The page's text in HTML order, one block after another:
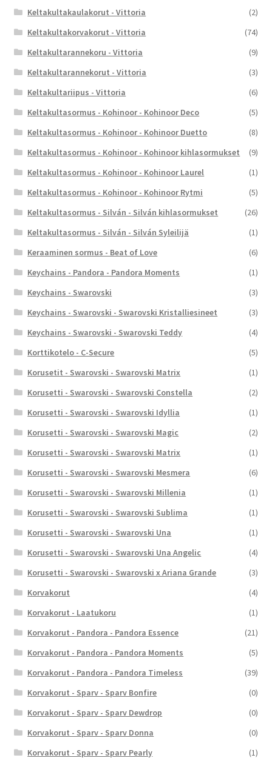
Keltakultakaulakorut - Vittoria
(2)
Keltakultakorvakorut - Vittoria
(74)
Keltakultarannekoru - Vittoria
(9)
Keltakultarannekorut - Vittoria
(3)
Keltakultariipus - Vittoria
(6)
Keltakultasormus - Kohinoor - Kohinoor Deco
(5)
Keltakultasormus - Kohinoor - Kohinoor Duetto
(8)
Keltakultasormus - Kohinoor - Kohinoor kihlasormukset
(9)
Keltakultasormus - Kohinoor - Kohinoor Laurel
(1)
Keltakultasormus - Kohinoor - Kohinoor Rytmi
(5)
Keltakultasormus - Silván - Silván kihlasormukset
(26)
Keltakultasormus - Silván - Silván Syleilijä
(1)
Keraaminen sormus - Beat of Love
(6)
Keychains - Pandora - Pandora Moments
(1)
Keychains - Swarovski
(3)
Keychains - Swarovski - Swarovski Kristalliesineet
(3)
Keychains - Swarovski - Swarovski Teddy
(4)
Korttikotelo - C-Secure
(5)
Korusetit - Swarovski - Swarovski Matrix
(1)
Korusetti - Swarovski - Swarovski Constella
(2)
Korusetti - Swarovski - Swarovski Idyllia
(1)
Korusetti - Swarovski - Swarovski Magic
(2)
Korusetti - Swarovski - Swarovski Matrix
(1)
Korusetti - Swarovski - Swarovski Mesmera
(6)
Korusetti - Swarovski - Swarovski Millenia
(1)
Korusetti - Swarovski - Swarovski Sublima
(1)
Korusetti - Swarovski - Swarovski Una
(1)
Korusetti - Swarovski - Swarovski Una Angelic
(4)
Korusetti - Swarovski - Swarovski x Ariana Grande
(3)
Korvakorut
(4)
Korvakorut - Laatukoru
(1)
Korvakorut - Pandora - Pandora Essence
(21)
Korvakorut - Pandora - Pandora Moments
(5)
Korvakorut - Pandora - Pandora Timeless
(39)
Korvakorut - Sparv - Sparv Bonfire
(0)
Korvakorut - Sparv - Sparv Dewdrop
(0)
Korvakorut - Sparv - Sparv Donna
(0)
Korvakorut - Sparv - Sparv Pearly
(1)